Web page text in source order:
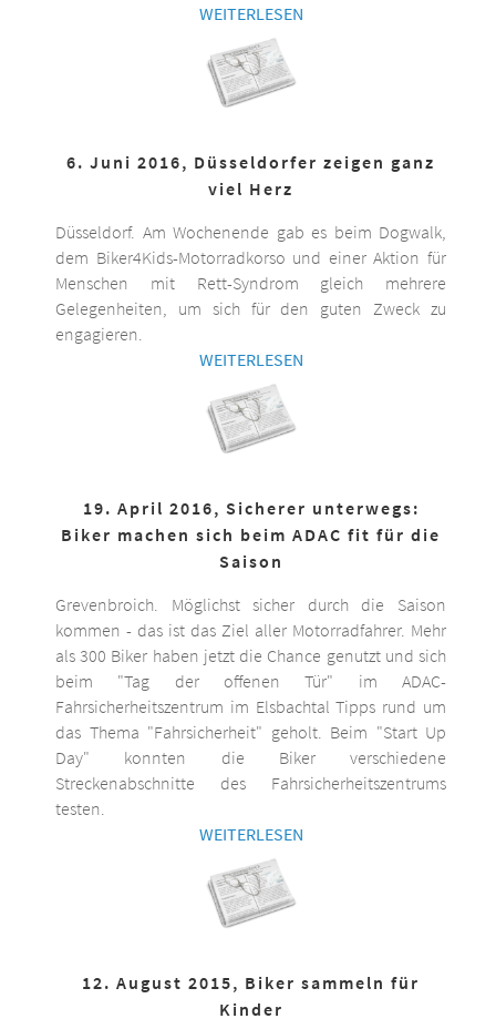
WEITERLESEN
6. Juni 2016, Düsseldorfer zeigen ganz
viel Herz
Düsseldorf. Am Wochenende gab es beim Dogwalk,
dem Biker4Kids-Motorradkorso und einer Aktion für
Menschen mit Rett-Syndrom gleich mehrere
Gelegenheiten, um sich für den guten Zweck zu
engagieren.
WEITERLESEN
19. April 2016, Sicherer unterwegs:
Biker machen sich beim ADAC fit für die
Saison
Grevenbroich. Möglichst sicher durch die Saison
kommen - das ist das Ziel aller Motorradfahrer. Mehr
als 300 Biker haben jetzt die Chance genutzt und sich
beim "Tag der offenen Tür" im ADAC-
Fahrsicherheitszentrum im Elsbachtal Tipps rund um
das Thema "Fahrsicherheit" geholt. Beim "Start Up
Day" konnten die Biker verschiedene
Streckenabschnitte des Fahrsicherheitszentrums
testen.
WEITERLESEN
12. August 2015, Biker sammeln für
Kinder